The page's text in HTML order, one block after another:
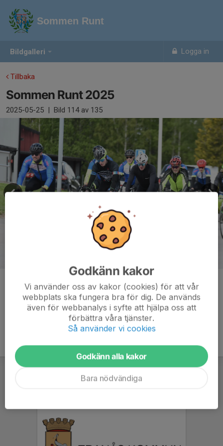
Bildgalleri Logga in
Sommen Runt
Tillbaka
Sommen Runt 2025
2025-05-25 | Bild 114av 135
Kommentarer
Godkänn kakor
Vi använder oss av kakor (cookies) för att vår
webbplats ska fungera bra för dig. De används
även för webbanalys i syfte att hjälpa oss att
förbättra våra tjänster.
Så använder vi cookies
Godkänn alla kakor
Bara nödvändiga